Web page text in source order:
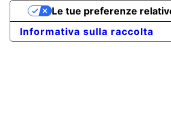
Informativa sulla raccolta
Le tue preferenze